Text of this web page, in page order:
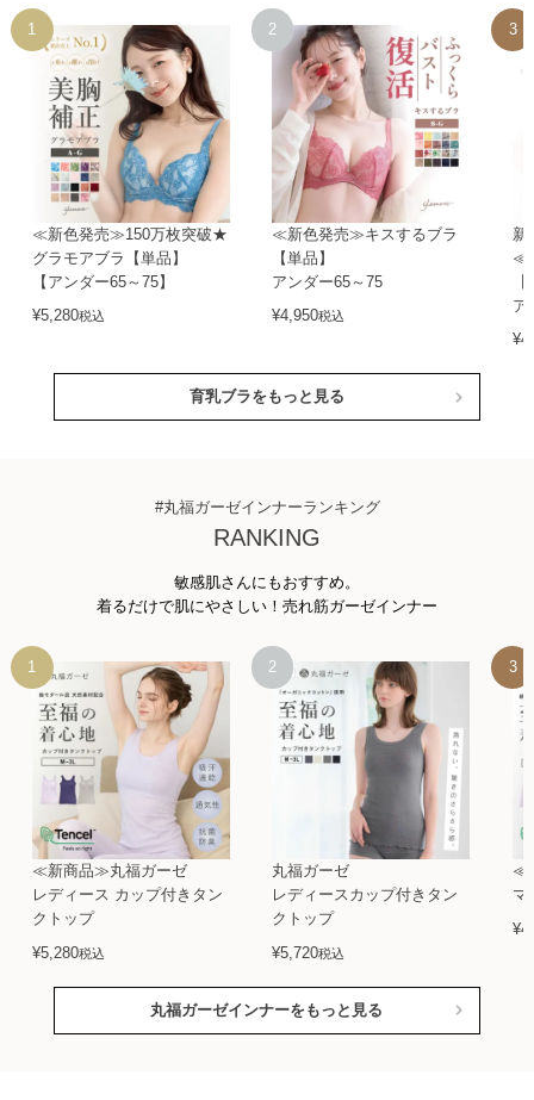
≪新色発売≫150万枚突破★
グラモアブラ【単品】
【アンダー65～75】
¥5,280税込
≪新色発売≫キスするブラ
【単品】
アンダー65～75
¥4,950税込
新
ア
¥
育乳ブラをもっと見る
#丸福ガーゼインナーランキング
RANKING
敏感肌さんにもおすすめ。
着るだけで肌にやさしい！売れ筋ガーゼインナー
≪新商品≫丸福ガーゼ
レディース カップ付きタン
クトップ
¥5,280税込
丸福ガーゼ
レディースカップ付きタン
クトップ
¥5,720税込
≪
マ
¥
丸福ガーゼインナーをもっと見る